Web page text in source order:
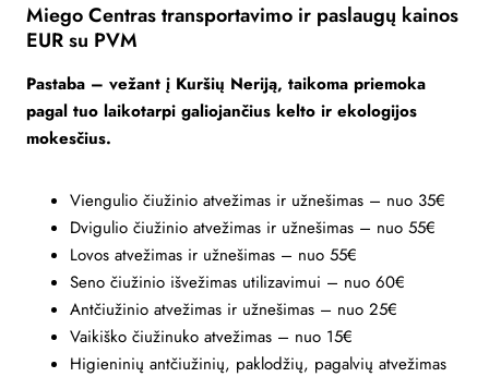
Miego Centras transportavimo ir paslaugų kainos
EUR su PVM
Pastaba – vežant į Kuršių Neriją, taikoma priemoka
pagal tuo laikotarpi galiojančius kelto ir ekologijos
mokesčius.
Viengulio čiužinio atvežimas ir užnešimas – nuo 35€
Dvigulio čiužinio atvežimas ir užnešimas – nuo 55€
Lovos atvežimas ir užnešimas – nuo 55€
Seno čiužinio išvežimas utilizavimui – nuo 60€
Antčiužinio atvežimas ir užnešimas – nuo 25€
Vaikiško čiužinuko atvežimas – nuo 15€
Higieninių antčiužinių, paklodžių, pagalvių atvežimas